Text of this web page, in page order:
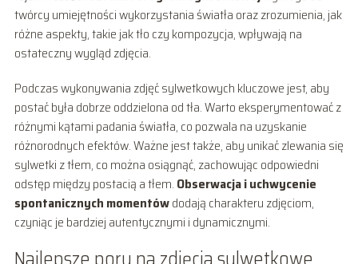
twórcy umiejętności wykorzystania światła oraz zrozumienia, jak
różne aspekty, takie jak tło czy kompozycja, wpływają na
ostateczny wygląd zdjęcia.
Podczas wykonywania zdjęć sylwetkowych kluczowe jest, aby
postać była dobrze oddzielona od tła. Warto eksperymentować z
różnymi kątami padania światła, co pozwala na uzyskanie
różnorodnych efektów. Ważne jest także, aby unikać zlewania się
sylwetki z tłem, co można osiągnąć, zachowując odpowiedni
odstęp między postacią a tłem. Obserwacja i uchwycenie
spontanicznych momentówdodają charakteru zdjęciom,
czyniąc je bardziej autentycznymi i dynamicznymi.